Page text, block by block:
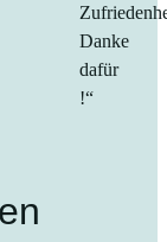
Danke
dafür
!“